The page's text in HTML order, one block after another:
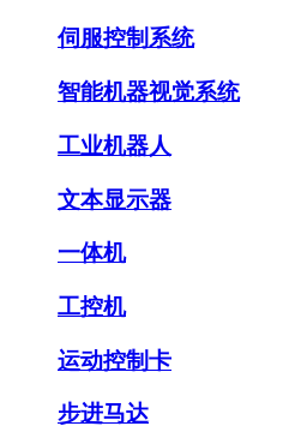
伺服控制系统
智能机器视觉系统
工业机器人
文本显示器
一体机
工控机
运动控制卡
步进马达